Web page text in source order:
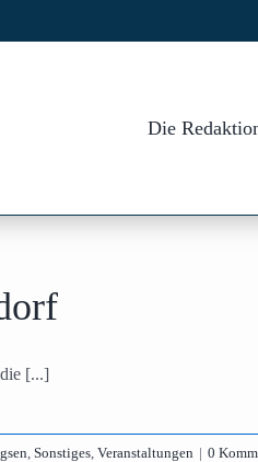
Die
[...]
, Sonstiges, Veranstaltungen | 0